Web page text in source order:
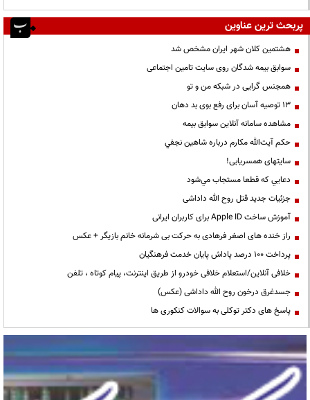
پربحث ترین عناوین
هشتمین کلان شهر ایران مشخص شد
سوابق بیمه شدگان روی سایت تامین اجتماعی
همجنس گرایی در شبکه من و تو
13 توصیه آسان برای رفع بوی بد دهان
مشاهده سامانه آنلاين سوابق بیمه
حكم آيت‌الله مكارم درباره شاهين نجفي
سایتهای همسریابی!
دعايي كه قطعا مستجاب مي‌شود
جزئیات جدید قتل روح الله داداشی
آموزش ساخت Apple ID برای کاربران ایرانی
راز خنده های اصغر فرهادی به حرکت بی شرمانه خانم بازیگر + عکس
پرداخت ۱۰۰ درصد پاداش پایان خدمت فرهنگیان
خلافی آنلاین/استعلام خلافی خودرو از طریق اینترنت، پیام کوتاه ، تلفن
جسدغرق درخون روح الله داداشی (عکس)
پاسخ های دکتر توکلی به سوالات کنکوری ها